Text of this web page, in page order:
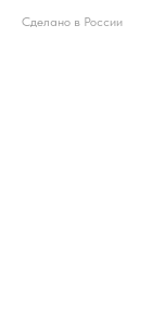
Сделано в России